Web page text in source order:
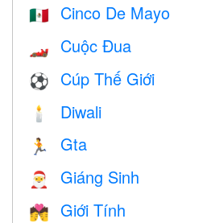
🇲🇽 Cinco De Mayo
🏎 Cuộc Đua
⚽ Cúp Thế Giới
🕯 Diwali
🏃 Gta
🎅 Giáng Sinh
💏 Giới Tính